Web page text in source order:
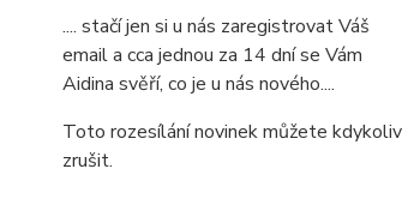
.... stačí jen si u nás zaregistrovat Váš
email a cca jednou za 14 dní se Vám
Aidina svěří, co je u nás nového....
Toto rozesílání novinek můžete kdykoliv
zrušit.